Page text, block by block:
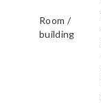
Room /
building